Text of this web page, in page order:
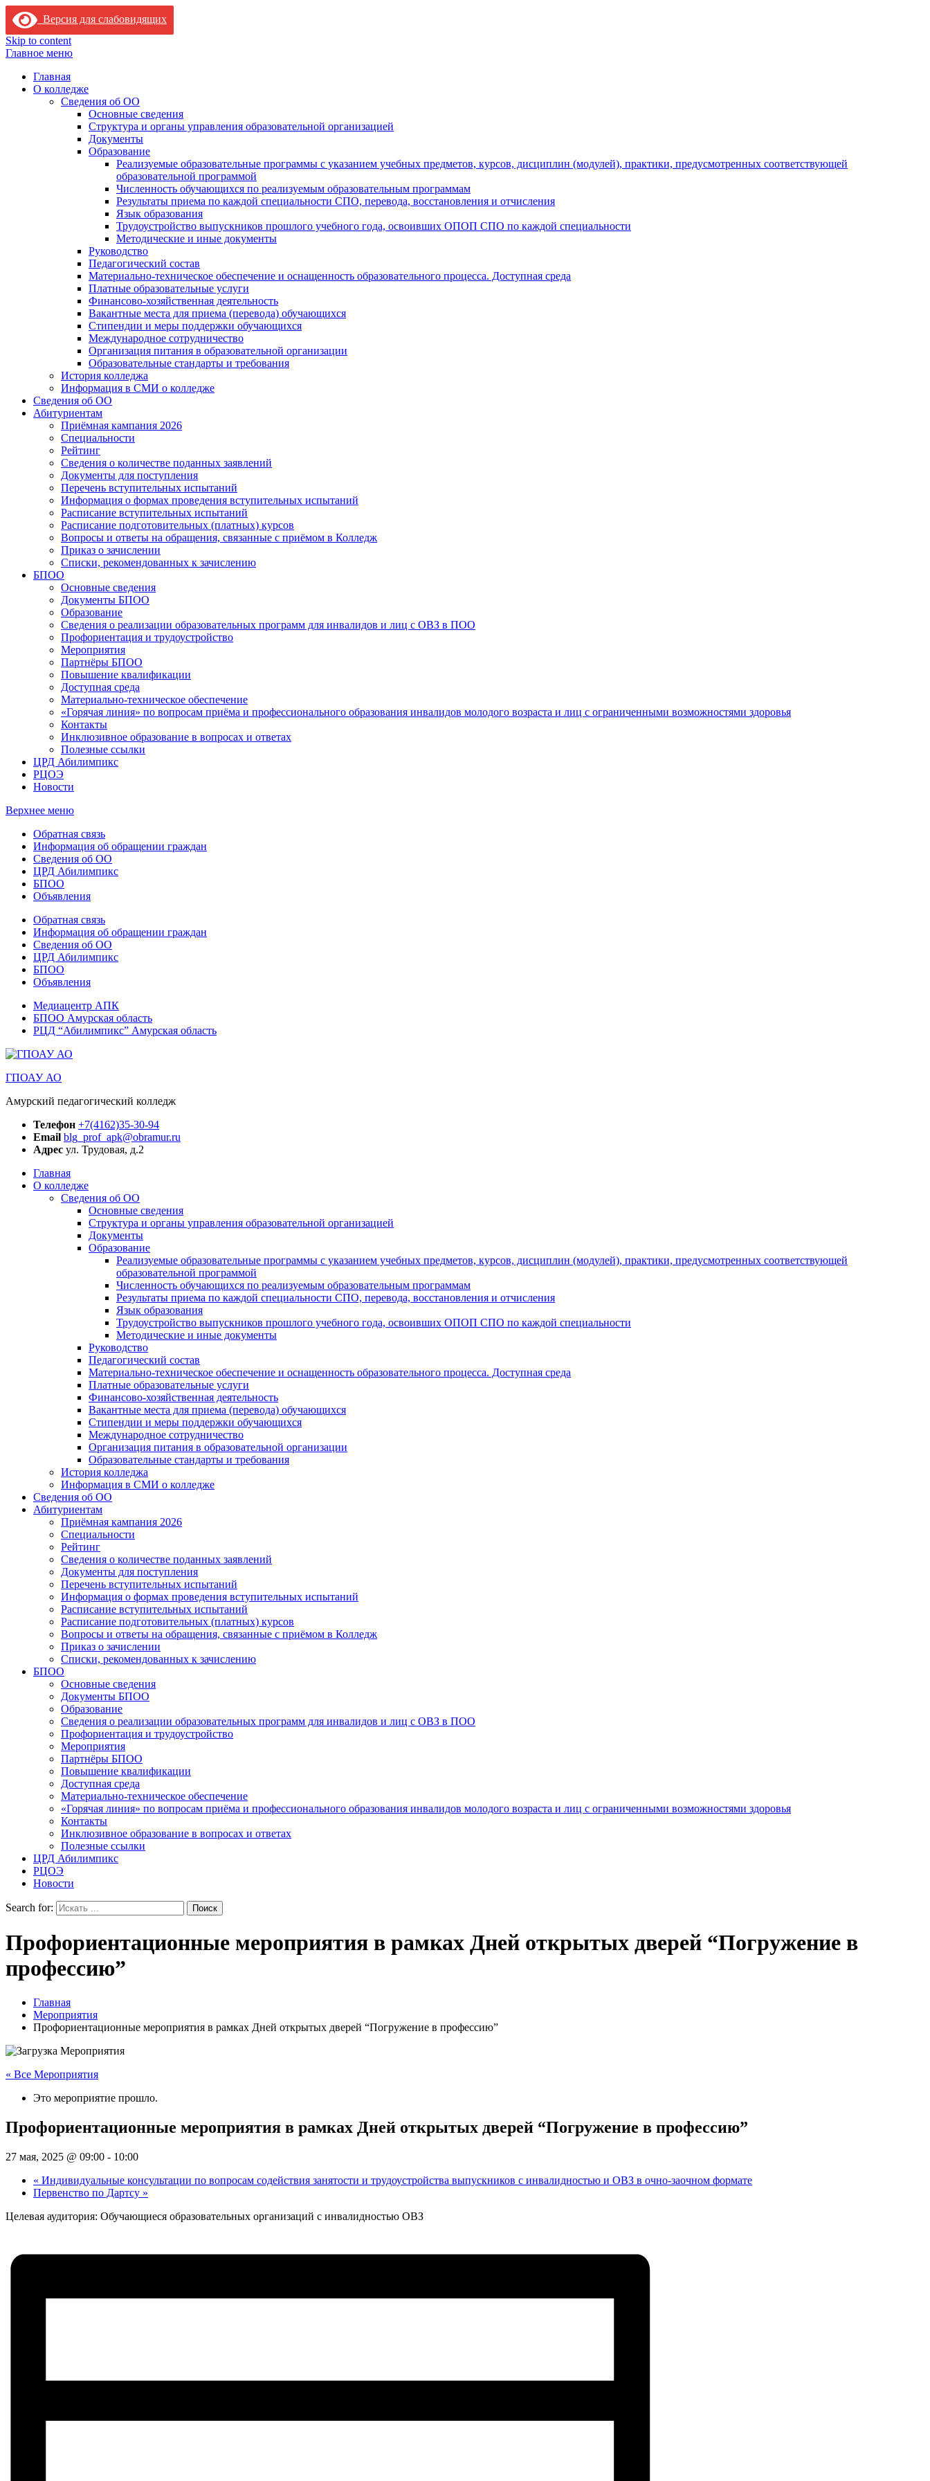
Версия для слабовидящих
Skip to content
Главное меню
Главная
О колледже
Сведения об ОО
Основные сведения
Структура и органы управления образовательной организацией
Документы
Образование
Реализуемые образовательные программы с указанием учебных предметов, курсов, дисциплин (модулей), практики, предусмотренных соответствующей
образовательной программой
Численность обучающихся по реализуемым образовательным программам
Результаты приема по каждой специальности СПО, перевода, восстановления и отчисления
Язык образования
Трудоустройство выпускников прошлого учебного года, освоивших ОПОП СПО по каждой специальности
Методические и иные документы
Руководство
Педагогический состав
Материально-техническое обеспечение и оснащенность образовательного процесса. Доступная среда
Платные образовательные услуги
Финансово-хозяйственная деятельность
Вакантные места для приема (перевода) обучающихся
Стипендии и меры поддержки обучающихся
Международное сотрудничество
Организация питания в образовательной организации
Образовательные стандарты и требования
История колледжа
Информация в СМИ о колледже
Сведения об ОО
Абитуриентам
Приёмная кампания 2026
Специальности
Рейтинг
Сведения о количестве поданных заявлений
Документы для поступления
Перечень вступительных испытаний
Информация о формах проведения вступительных испытаний
Расписание вступительных испытаний
Расписание подготовительных (платных) курсов
Вопросы и ответы на обращения, связанные с приёмом в Колледж
Приказ о зачислении
Списки, рекомендованных к зачислению
БПОО
Основные сведения
Документы БПОО
Образование
Сведения о реализации образовательных программ для инвалидов и лиц с ОВЗ в ПОО
Профориентация и трудоустройство
Мероприятия
Партнёры БПОО
Повышение квалификации
Доступная среда
Материально-техническое обеспечение
«Горячая линия» по вопросам приёма и профессионального образования инвалидов молодого возраста и лиц с ограниченными возможностями здоровья
Контакты
Инклюзивное образование в вопросах и ответах
Полезные ссылки
ЦРД Абилимпикс
РЦОЭ
Новости
Верхнее меню
Обратная связь
Информация об обращении граждан
Сведения об ОО
ЦРД Абилимпикс
БПОО
Объявления
Обратная связь
Информация об обращении граждан
Сведения об ОО
ЦРД Абилимпикс
БПОО
Объявления
Медиацентр АПК
БПОО Амурская область
РЦД “Абилимпикс” Амурская область
ГПОАУ АО
Амурский педагогический колледж
Телефон +7(4162)35-30-94
Email blg_prof_apk@obramur.ru
Адрес ул. Трудовая, д.2
Главная
О колледже
Сведения об ОО
Основные сведения
Структура и органы управления образовательной организацией
Документы
Образование
Реализуемые образовательные программы с указанием учебных предметов, курсов, дисциплин (модулей), практики, предусмотренных соответствующей
образовательной программой
Численность обучающихся по реализуемым образовательным программам
Результаты приема по каждой специальности СПО, перевода, восстановления и отчисления
Язык образования
Трудоустройство выпускников прошлого учебного года, освоивших ОПОП СПО по каждой специальности
Методические и иные документы
Руководство
Педагогический состав
Материально-техническое обеспечение и оснащенность образовательного процесса. Доступная среда
Платные образовательные услуги
Финансово-хозяйственная деятельность
Вакантные места для приема (перевода) обучающихся
Стипендии и меры поддержки обучающихся
Международное сотрудничество
Организация питания в образовательной организации
Образовательные стандарты и требования
История колледжа
Информация в СМИ о колледже
Сведения об ОО
Абитуриентам
Приёмная кампания 2026
Специальности
Рейтинг
Сведения о количестве поданных заявлений
Документы для поступления
Перечень вступительных испытаний
Информация о формах проведения вступительных испытаний
Расписание вступительных испытаний
Расписание подготовительных (платных) курсов
Вопросы и ответы на обращения, связанные с приёмом в Колледж
Приказ о зачислении
Списки, рекомендованных к зачислению
БПОО
Основные сведения
Документы БПОО
Образование
Сведения о реализации образовательных программ для инвалидов и лиц с ОВЗ в ПОО
Профориентация и трудоустройство
Мероприятия
Партнёры БПОО
Повышение квалификации
Доступная среда
Материально-техническое обеспечение
«Горячая линия» по вопросам приёма и профессионального образования инвалидов молодого возраста и лиц с ограниченными возможностями здоровья
Контакты
Инклюзивное образование в вопросах и ответах
Полезные ссылки
ЦРД Абилимпикс
РЦОЭ
Новости
Search for:
Профориентационные мероприятия в рамках Дней открытых дверей “Погружение в
профессию”
Главная
Мероприятия
Профориентационные мероприятия в рамках Дней открытых дверей “Погружение в профессию”
« Все Мероприятия
Это мероприятие прошло.
Профориентационные мероприятия в рамках Дней открытых дверей “Погружение в профессию”
27 мая, 2025 @ 09:00 - 10:00
« Индивидуальные консультации по вопросам содействия занятости и трудоустройства выпускников с инвалидностью и ОВЗ в очно-заочном формате
Первенство по Дартсу »
Целевая аудитория: Обучающиеся образовательных организаций с инвалидностью ОВЗ